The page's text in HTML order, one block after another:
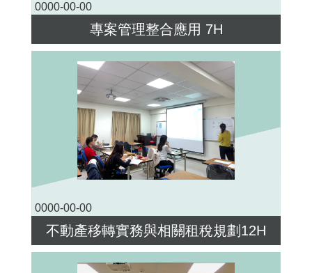
0000-00-00
專案管理整合應用 7H
0000-00-00
不動產移轉實務與相關租稅規劃12H